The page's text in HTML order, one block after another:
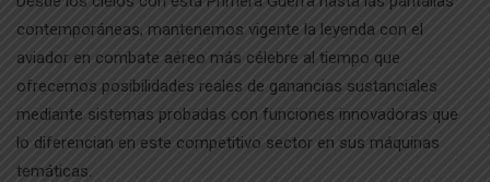
contemporáneas, mantenemos vigente la leyenda con el
aviador en combate aéreo más célebre al tiempo que
ofrecemos posibilidades reales de ganancias sustanciales
mediante sistemas probadas con funciones innovadoras que
lo diferencian en este competitivo sector en sus máquinas
temáticas.